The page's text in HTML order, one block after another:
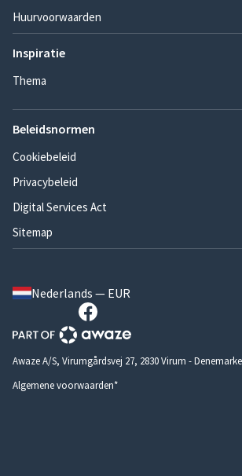
Huurvoorwaarden
Inspiratie
Thema
Beleidsnormen
Cookiebeleid
Privacybeleid
Digital Services Act
Sitemap
Nederlands — EUR
Awaze A/S, Virumgårdsvej 27, 2830 Virum -
Algemene voorwaarden*